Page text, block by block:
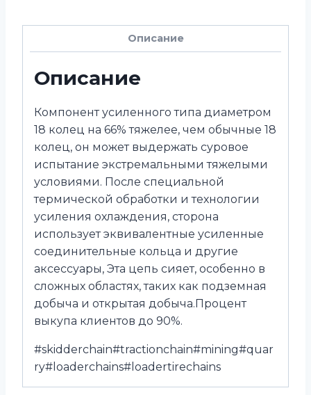
Описание
Описание
Компонент усиленного типа диаметром
18 колец на 66% тяжелее, чем обычные 18
колец, он может выдержать суровое
испытание экстремальными тяжелыми
условиями. После специальной
термической обработки и технологии
усиления охлаждения, сторона
использует эквивалентные усиленные
соединительные кольца и другие
аксессуары, Эта цепь сияет, особенно в
сложных областях, таких как подземная
добыча и открытая добыча.Процент
выкупа клиентов до 90%.
#skidderchain#tractionchain#mining#quar
ry#loaderchains#loadertirechains